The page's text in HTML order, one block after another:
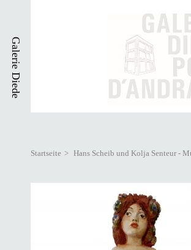
Inhalt
Galerie Diede
Pfadnavigation
Startseite Hans Scheib und Kolja Senteur -